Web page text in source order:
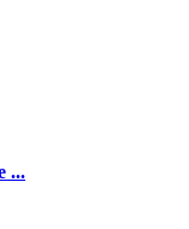
...